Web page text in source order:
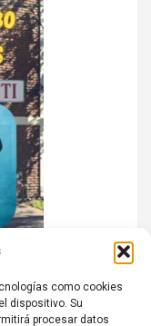
como cookies
dispositivo. Su
procesar datos